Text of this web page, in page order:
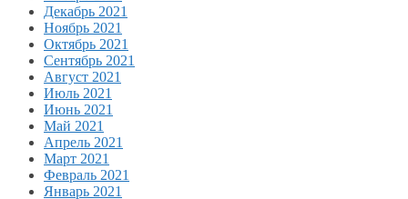
Декабрь 2021
Ноябрь 2021
Октябрь 2021
Сентябрь 2021
Август 2021
Июль 2021
Июнь 2021
Май 2021
Апрель 2021
Март 2021
Февраль 2021
Январь 2021